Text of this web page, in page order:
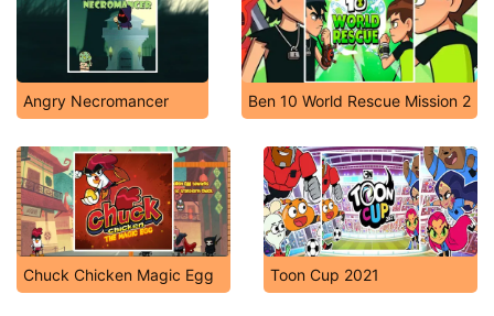
Angry Necromancer Ben 10 World Rescue Mission 2
Chuck Chicken Magic Egg Toon Cup 2021